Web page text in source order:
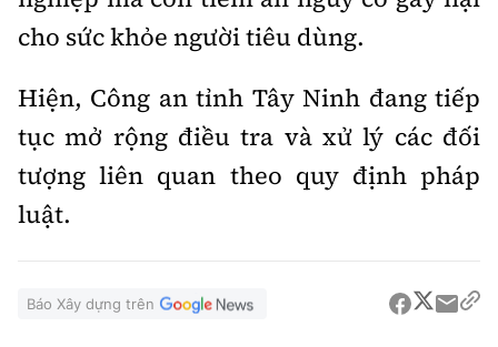
cho sức khỏe người tiêu dùng.
Hiện, Công an tỉnh Tây Ninh đang tiếp
tục mở rộng điều tra và xử lý các đối
tượng liên quan theo quy định pháp
luật.
Báo Xây dựng trên